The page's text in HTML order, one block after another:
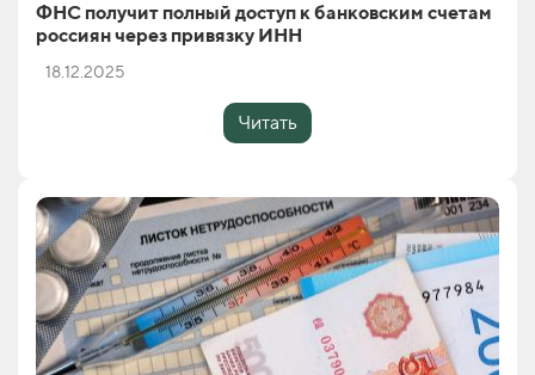
ФНС получит полный доступ к банковским счетам
россиян через привязку ИНН
18.12.2025
Читать